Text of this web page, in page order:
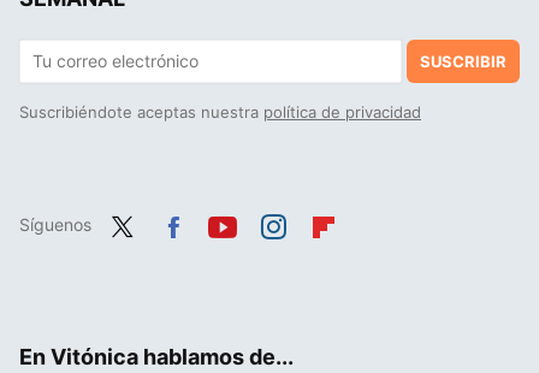
SUSCRIBIR
Suscribiéndote aceptas nuestra política de privacidad
Síguenos
En Vitónica hablamos de...